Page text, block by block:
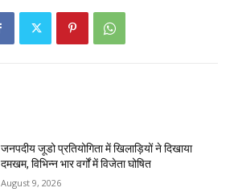
जनपदीय जूडो प्रतियोगिता में खिलाड़ियों ने दिखाया
दमखम, विभिन्न भार वर्गों में विजेता घोषित
August 9, 2026